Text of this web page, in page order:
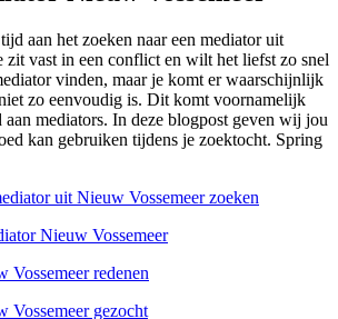
aan het zoeken naar een mediator uit
zit vast in een conflict en wilt het liefst zo snel
vinden, maar je komt er waarschijnlijk
zo eenvoudig is. Dit komt voornamelijk
aan mediators. In deze blogpost geven wij jou
kan gebruiken tijdens je zoektocht. Spring
uit Nieuw Vossemeer zoeken
Nieuw Vossemeer
Vossemeer redenen
Vossemeer gezocht